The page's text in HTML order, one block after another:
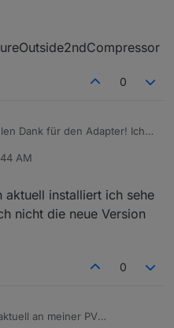
0
Dank für den Adapter! Ich
war aber nicht davon
es im latest-repo einen
Daher habe ich bisher immer
Das klappt mittlerweile
aber ein eigener Adapter
meiner WP noch einiges an
vielleicht musst Du da
value pairs mit aufnehmen:
item
AM
aktuell installiert ich sehe
nicht die neue Version
0
an meiner PV